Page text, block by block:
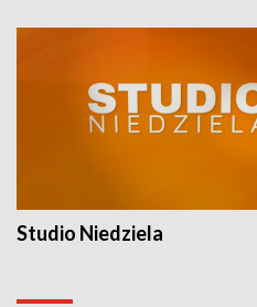
Studio Niedziela